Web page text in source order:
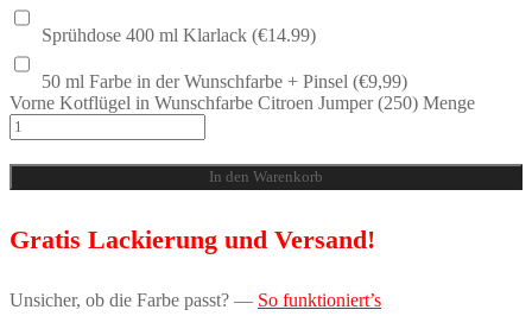
Sprühdose 400 ml Klarlack (€14.99)
50 ml Farbe in der Wunschfarbe + Pinsel (€9,99)
Vorne Kotflügel in Wunschfarbe Citroen Jumper (250) Menge
In den Warenkorb
Gratis Lackierung und Versand!
Unsicher, ob die Farbe passt? — So funktioniert’s